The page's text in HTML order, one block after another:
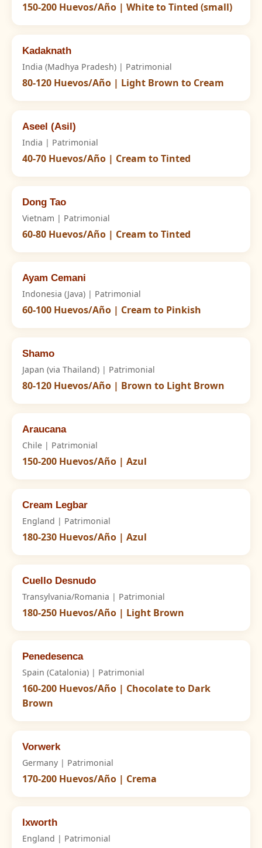
150-200 Huevos/Año | White to Tinted (small)
Kadaknath
India (Madhya Pradesh) | Patrimonial
80-120 Huevos/Año | Light Brown to Cream
Aseel (Asil)
India | Patrimonial
40-70 Huevos/Año | Cream to Tinted
Dong Tao
Vietnam | Patrimonial
60-80 Huevos/Año | Cream to Tinted
Ayam Cemani
Indonesia (Java) | Patrimonial
60-100 Huevos/Año | Cream to Pinkish
Shamo
Japan (via Thailand) | Patrimonial
80-120 Huevos/Año | Brown to Light Brown
Araucana
Chile | Patrimonial
150-200 Huevos/Año | Azul
Cream Legbar
England | Patrimonial
180-230 Huevos/Año | Azul
Cuello Desnudo
Transylvania/Romania | Patrimonial
180-250 Huevos/Año | Light Brown
Penedesenca
Spain (Catalonia) | Patrimonial
160-200 Huevos/Año | Chocolate to Dark
Brown
Vorwerk
Germany | Patrimonial
170-200 Huevos/Año | Crema
Ixworth
England | Patrimonial